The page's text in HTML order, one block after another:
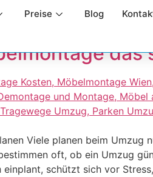
Preise Blog
das
Viele planen beim Umzug
oft, ob ein Umzug
schützt sich vor